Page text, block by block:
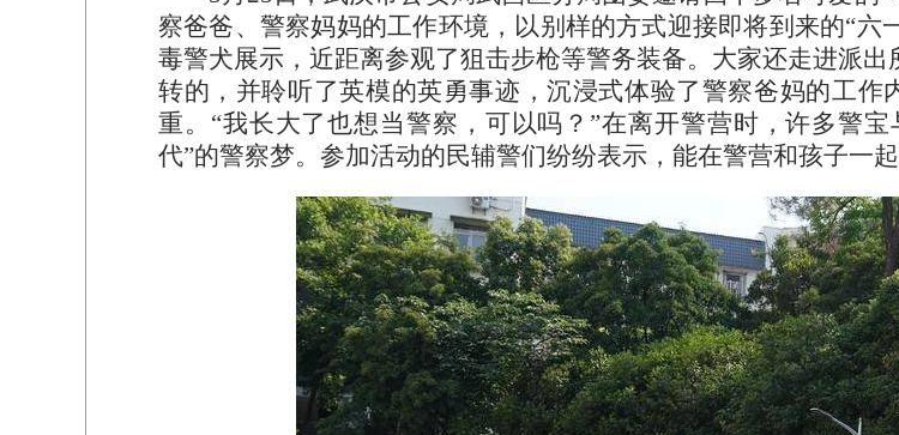
察爸爸、警察妈妈的工作环境，以别样的方式迎接即将到来的“
毒警犬展示，近距离参观了狙击步枪等警务装备。大家还走进派
转的，并聆听了英模的英勇事迹，沉浸式体验了警察爸妈的工
重。“我长大了也想当警察，可以吗？”在离开警营时，许多警
代”的警察梦。参加活动的民辅警们纷纷表示，能在警营和孩子一